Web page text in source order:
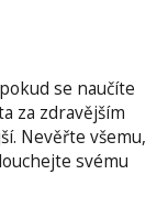
se naučíte
za zdravějším
Nevěřte všemu,
svému